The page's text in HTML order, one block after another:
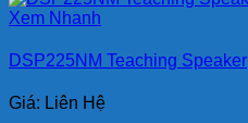
Xem Nhanh
DSP225NM Teaching Speaker
Giá: Liên Hệ